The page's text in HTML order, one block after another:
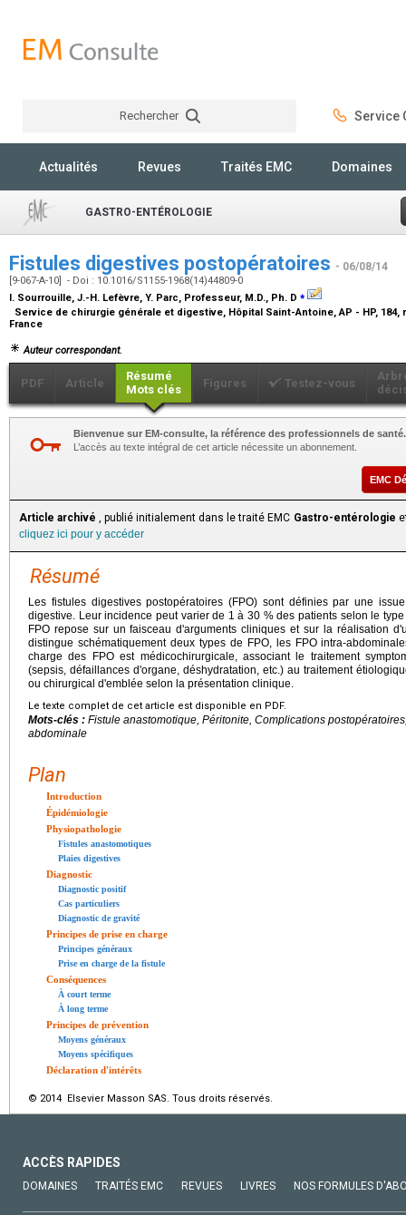
Rechercher Service
Actualités Revues Traités EMC Domaines
GASTRO-ENTÉROLOGIE
Fistules digestives postopératoires - 06/08/14
[9-067-A-10] - Doi : 10.1016/S1155-1968(14)44809-0
I. Sourrouille, J.-H. Lefèvre, Y. Parc, Professeur, M.D., Ph. D ⁎
Service de chirurgie générale et digestive, Hôpital Saint-Antoine, AP - HP, 184,
France
Auteur correspondant.
PDF Article
Résumé
Mots clés
Figures Testez-vous
Bienvenue sur EM-consulte, la référence des professionnels de santé.
L’accès au texte intégral de cet article nécessite un abonnement.
EMC
Article archivé , publié initialement dans le traité EMC Gastro-entérologie
cliquez ici pour y accéder
Résumé
Les fistules digestives postopératoires (FPO) sont définies par une
digestive. Leur incidence peut varier de 1 à 30 % des patients selon le
FPO repose sur un faisceau d'arguments cliniques et sur la réalisation
distingue schématiquement deux types de FPO, les FPO intra-
charge des FPO est médicochirurgicale, associant le traitement
(sepsis, défaillances d'organe, déshydratation, etc.) au traitement
ou chirurgical d'emblée selon la présentation clinique.
Le texte complet de cet article est disponible en PDF.
Mots-clés : Fistule anastomotique, Péritonite, Complications
abdominale
Plan
Introduction
Épidémiologie
Physiopathologie
Fistules anastomotiques
Plaies digestives
Diagnostic
Diagnostic positif
Cas particuliers
Diagnostic de gravité
Principes de prise en charge
Principes généraux
Prise en charge de la fistule
Conséquences
À court terme
À long terme
Principes de prévention
Moyens généraux
Moyens spécifiques
Déclaration d'intérêts
© 2014 Elsevier Masson SAS. Tous droits réservés.
ACCÈS RAPIDES
DOMAINES TRAITÉS EMC REVUES LIVRES NOS FORMULES